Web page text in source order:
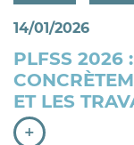
14/01/2026
PLFSS 2026
ET LES
+